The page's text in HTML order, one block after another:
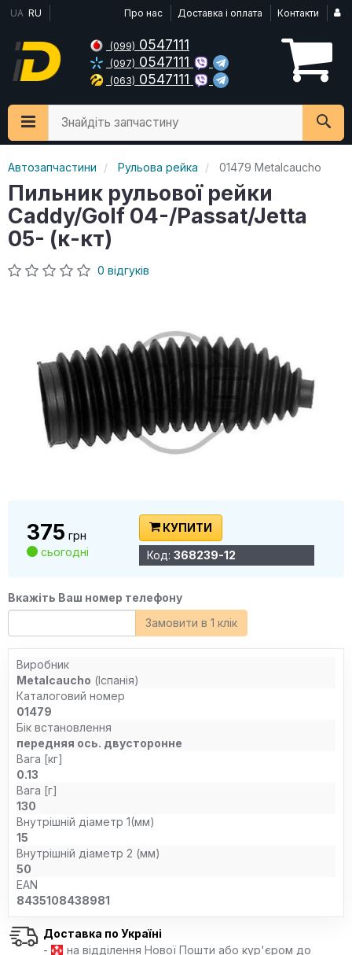
UA RU Про нас Доставка і оплата Контакти
(099) 0547111
(097) 0547111
(063) 0547111
Знайдіть запчастину
Автозапчастини Рульова рейка 01479 Metalcaucho
Пильник рульової рейки
Caddy/Golf 04-/Passat/Jetta
05- (к-кт)
0 відгуків
375 грн
сьогодні
КУПИТИ
Код: 368239-12
Вкажіть Ваш номер телефону
Замовити в 1 клік
Виробник
Metalcaucho (Іспанія)
Каталоговий номер
01479
Бік встановлення
передняя ось. двусторонне
Вага [кг]
0.13
Вага [г]
130
Внутрішній діаметр 1(мм)
15
Внутрішній діаметр 2 (мм)
50
EAN
8435108438981
Доставка по Україні
-
на відділення Нової Пошти або кур'єром до